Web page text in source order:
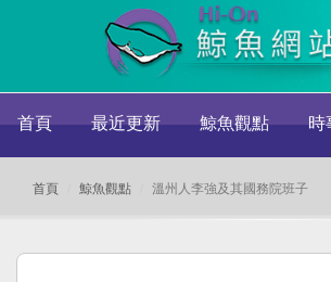
首頁 最近更新 鯨魚觀點 時
首頁 鯨魚觀點 溫州人李強及其國務院班子